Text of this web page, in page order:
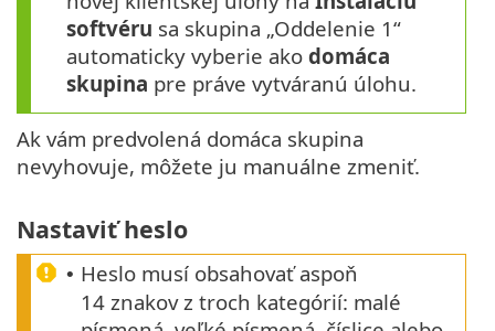
softvéru sa skupina „Oddelenie 1“
automaticky vyberie ako domáca
skupina pre práve vytváranú úlohu.
Ak vám predvolená domáca skupina
nevyhovuje, môžete ju manuálne zmeniť.
Nastaviť heslo
• Heslo musí obsahovať aspoň
14 znakov z troch kategórií: malé